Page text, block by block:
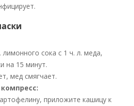
сока с 1 ч. л. меда,
на 15 минут.
мед смягчает.
приложите кашицу к